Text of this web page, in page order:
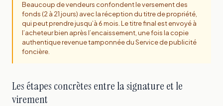
Beaucoup de vendeurs confondent le versement des
fonds (2 à 21 jours) avec la réception du titre de propriété,
qui peut prendre jusqu’à 6 mois. Le titre final est envoyé à
l’acheteur bien après l’encaissement, une fois la copie
authentique revenue tamponnée du Service de publicité
foncière.
Les étapes concrètes entre la signature et le
virement